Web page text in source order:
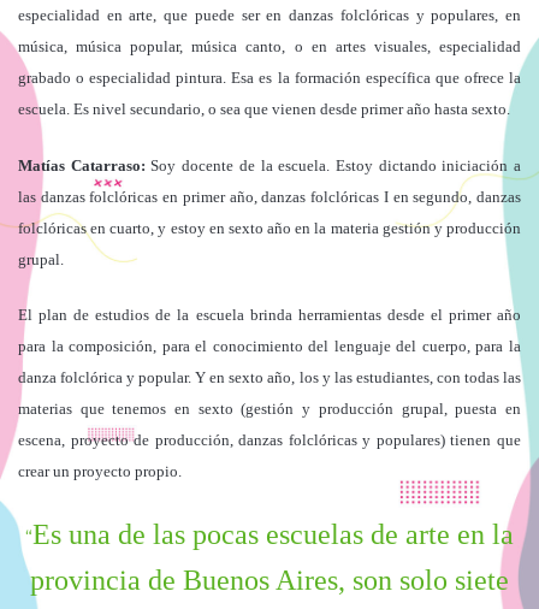
especialidad en arte, que puede ser en danzas folclóricas y populares, en
música, música popular, música canto, o en artes visuales, especialidad
grabado o especialidad pintura. Esa es la formación específica que ofrece la
escuela. Es nivel secundario, o sea que vienen desde primer año hasta sexto.
Matías Catarraso: Soy docente de la escuela. Estoy dictando iniciación a
las danzas folclóricas en primer año, danzas folclóricas I en segundo, danzas
folclóricas en cuarto, y estoy en sexto año en la materia gestión y producción
grupal.
El plan de estudios de la escuela brinda herramientas desde el primer año
para la composición, para el conocimiento del lenguaje del cuerpo, para la
danza folclórica y popular. Y en sexto año, los y las estudiantes, con todas las
materias que tenemos en sexto (gestión y producción grupal, puesta en
escena, proyecto de producción, danzas folclóricas y populares) tienen que
crear un proyecto propio.
“Es una de las pocas escuelas de arte en la
provincia de Buenos Aires, son solo siete